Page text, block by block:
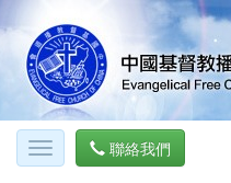
聯絡我們